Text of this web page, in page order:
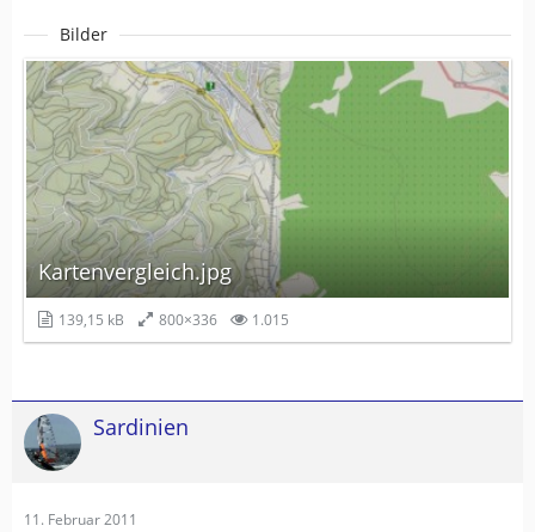
Bilder
Kartenvergleich.jpg
139,15 kB 800×336 1.015
Sardinien
11. Februar 2011